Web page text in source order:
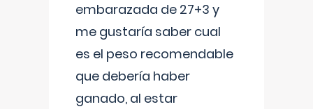
embarazada de 27+3 y
me gustaría saber cual
es el peso recomendable
que debería haber
ganado, al estar